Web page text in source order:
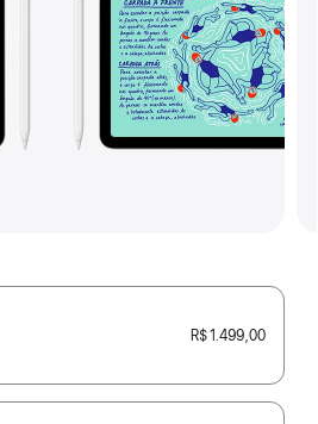
R$ 1.499,00